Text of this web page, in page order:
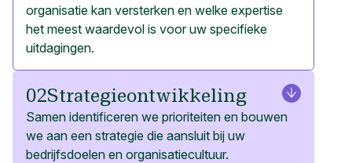
organisatie kan versterken en welke expertise
het meest waardevol is voor uw specifieke
uitdagingen.
02Strategie­ontwikkeling
Samen identificeren we prioriteiten en bouwen
we aan een strategie die aansluit bij uw
bedrijfsdoelen en organisatiecultuur.